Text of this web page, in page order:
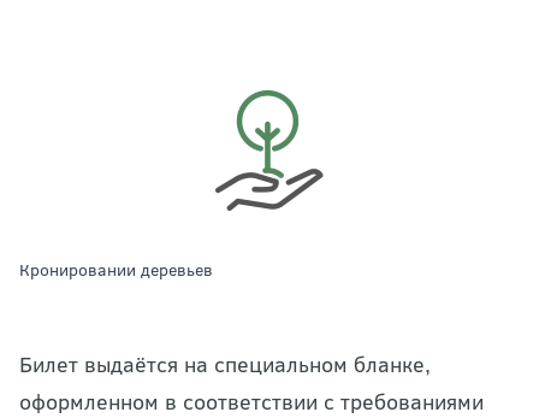
кронировании деревьев
Билет выдаётся на специальном бланке,
оформленном в соответствии с требованиями